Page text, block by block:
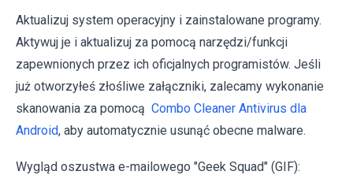
Aktualizuj system operacyjny i zainstalowane programy.
Aktywuj je i aktualizuj za pomocą narzędzi/funkcji
zapewnionych przez ich oficjalnych programistów. Jeśli
już otworzyłeś złośliwe załączniki, zalecamy wykonanie
skanowania za pomocą Combo Cleaner Antivirus dla
Android, aby automatycznie usunąć obecne malware.
Wygląd oszustwa e-mailowego "Geek Squad" (GIF):